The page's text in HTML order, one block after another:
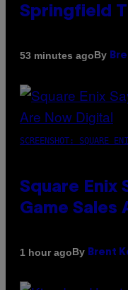
Springfield
53 minutes agoBy
SCREENSHOT: SQUARE
Square Enix
Game Sales
1 hour agoBy Brent